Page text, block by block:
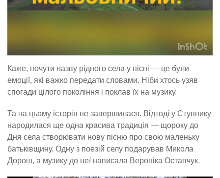
Каже, почути назву рідного села у пісні — це були
емоції, які важко передати словами. Ніби хтось узяв
спогади цілого покоління і поклав їх на музику.
Та на цьому історія не завершилася. Відтоді у Ступнику
народилася ще одна красива традиція — щороку до
Дня села створювати нову пісню про свою маленьку
батьківщину. Одну з поезій селу подарував Микола
Дорош, а музику до неї написала Вероніка Остапчук.